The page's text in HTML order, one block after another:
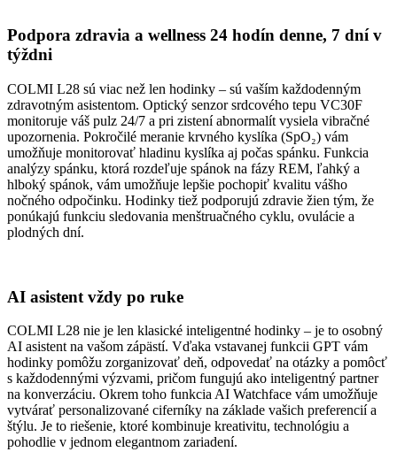
Podpora zdravia a wellness 24 hodín denne, 7 dní v
týždni
COLMI L28 sú viac než len hodinky – sú vaším každodenným
zdravotným asistentom. Optický senzor srdcového tepu VC30F
monitoruje váš pulz 24/7 a pri zistení abnormalít vysiela vibračné
upozornenia. Pokročilé meranie krvného kyslíka (SpO₂) vám
umožňuje monitorovať hladinu kyslíka aj počas spánku. Funkcia
analýzy spánku, ktorá rozdeľuje spánok na fázy REM, ľahký a
hlboký spánok, vám umožňuje lepšie pochopiť kvalitu vášho
nočného odpočinku. Hodinky tiež podporujú zdravie žien tým, že
ponúkajú funkciu sledovania menštruačného cyklu, ovulácie a
plodných dní.
AI asistent vždy po ruke
COLMI L28 nie je len klasické inteligentné hodinky – je to osobný
AI asistent na vašom zápästí. Vďaka vstavanej funkcii GPT vám
hodinky pomôžu zorganizovať deň, odpovedať na otázky a pomôcť
s každodennými výzvami, pričom fungujú ako inteligentný partner
na konverzáciu. Okrem toho funkcia AI Watchface vám umožňuje
vytvárať personalizované ciferníky na základe vašich preferencií a
štýlu. Je to riešenie, ktoré kombinuje kreativitu, technológiu a
pohodlie v jednom elegantnom zariadení.